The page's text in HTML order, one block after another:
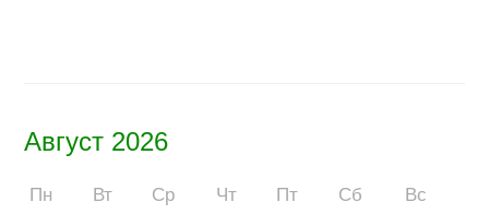
Август 2026
Пн Вт Ср Чт Пт Сб
Вс